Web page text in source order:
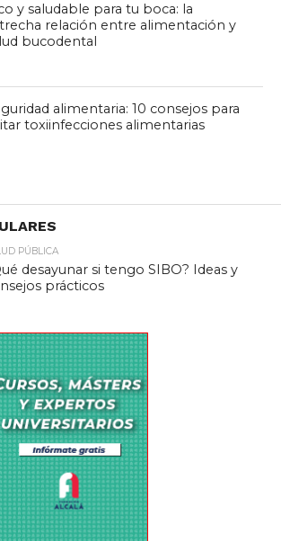
y saludable para tu boca: la
relación entre alimentación y
bucodental
alimentaria: 10 consejos para
toxiinfecciones alimentarias
PÚBLICA
desayunar si tengo SIBO? Ideas y
prácticos